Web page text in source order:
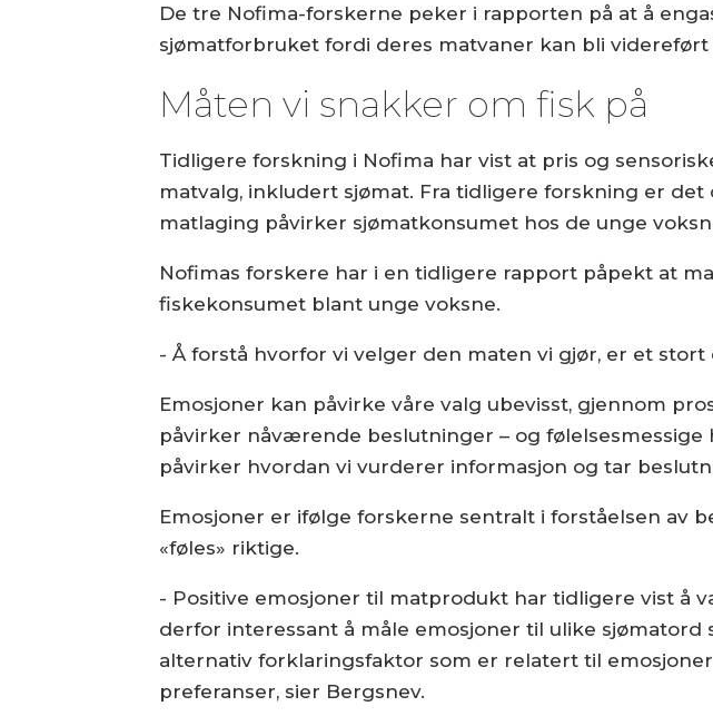
De tre Nofima-forskerne peker i rapporten på at å
sjømatforbruket fordi deres matvaner kan bli
Måten vi snakker om fisk på
Tidligere forskning i Nofima har vist at pris og
matvalg, inkludert sjømat. Fra tidligere forskning er
matlaging påvirker sjømatkonsumet hos de unge
Nofimas forskere har i en tidligere rapport påpekt at
fiskekonsumet blant unge voksne.
- Å forstå hvorfor vi velger den maten vi gjør, er et
Emosjoner kan påvirke våre valg ubevisst, gjennom
påvirker nåværende beslutninger – og
påvirker hvordan vi vurderer informasjon og tar
Emosjoner er ifølge forskerne sentralt i forståelsen av
«føles» riktige.
- Positive emosjoner til matprodukt har tidligere vist å
derfor interessant å måle emosjoner til ulike
alternativ forklaringsfaktor som er relatert til
preferanser, sier Bergsnev.